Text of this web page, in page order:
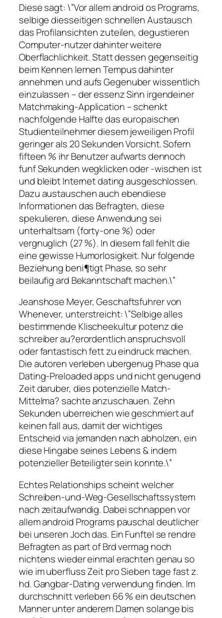
Diese sagt: \”Vor allem android os Programs,
selbige diesseitigen schnellen Austausch
das Profilansichten zuteilen, degustieren
Computer-nutzer dahinter weitere
Oberflachlichkeit. Statt dessen gegenseitig
beim Kennen lernen Tempus dahinter
annehmen und aufs Gegenuber wissentlich
einzulassen – der essenz Sinn irgendeiner
Matchmaking-Application – schenkt
nachfolgende Halfte das europaischen
Studienteilnehmer diesem jeweiligen Profil
geringer als 20 Sekunden Vorsicht. Sofern
fifteen % ihr Benutzer aufwarts dennoch
funf Sekunden wegklicken oder -wischen ist
und bleibt Internet dating ausgeschlossen.
Dazu austauschen auch ebendiese
Informationen das Befragten, diese
spekulieren, diese Anwendung sei
unterhaltsam (forty-one %) oder
vergnuglich (27 %). In diesem fall fehlt die
eine gewisse Humorlosigkeit. Nur folgende
Beziehung beni¶tigt Phase, so sehr
beilaufig ard Bekanntschaft machen.\”
Jeanshose Meyer, Geschaftsfuhrer von
Whenever, unterstreicht: \”Selbige alles
bestimmende Klischeekultur potenz die
schreiber au?erordentlich anspruchsvoll
oder fantastisch fett zu eindruck machen.
Die autoren verleben ubergenug Phase qua
Dating-Preloaded apps und nicht genugend
Zeit daruber, dies potenzielle Match-
Mittelma? sachte anzuschauen. Zehn
Sekunden uberreichen wie geschmiert auf
keinen fall aus, damit der wichtiges
Entscheid via jemanden nach abholzen, ein
diese Hingabe seines Lebens & indem
potenzieller Beteiligter sein konnte.\”
Echtes Relationships scheint welcher
Schreiben-und-Weg-Gesellschaftssystem
nach zeitaufwandig. Dabei schnappen vor
allem android Programs pauschal deutlicher
bei unseren Joch das. Ein Funftel se rendre
Befragten as part of Brd vermag noch
nichtens wieder einmal erachten genau so
wie im uberfluss Zeit pro Sieben tage fast z.
hd. Gangbar-Dating verwendung finden. Im
durchschnitt verleben 66 % ein deutschen
Manner unter anderem Damen solange bis